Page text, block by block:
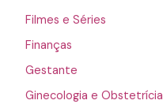
Filmes e Séries
Finanças
Gestante
Ginecologia e Obstetrícia